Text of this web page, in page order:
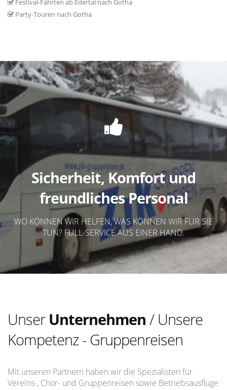
Festival-Fahrten ab Edertal nach Gotha
Party-Touren nach Gotha
Sicherheit, Komfort und
freundliches Personal
WO KÖNNEN WIR HELFEN, WAS KÖNNEN WIR FÜR SIE
TUN? FULL-SERVICE AUS EINER HAND.
Unser Unternehmen / Unsere
Kompetenz - Gruppenreisen
Mit unseren Partnern haben wir die Spezialisten für
Vereins-, Chor- und Gruppenreisen sowie Betriebsausflüge